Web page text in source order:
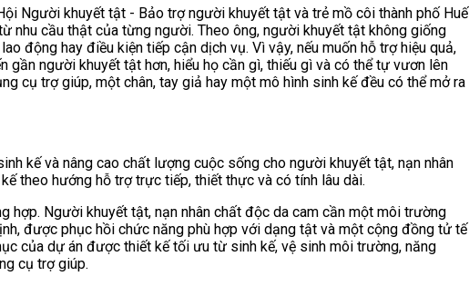
Người khuyết tật - Bảo trợ người khuyết tật và trẻ mồ côi thành phố Huế
nhu cầu thật của từng người. Theo ông, người khuyết tật không giống
động hay điều kiện tiếp cận dịch vụ. Vì vậy, nếu muốn hỗ trợ hiệu quả,
gần người khuyết tật hơn, hiểu họ cần gì, thiếu gì và có thể tự vươn lên
cụ trợ giúp, một chân, tay giả hay một mô hình sinh kế đều có thể mở ra
kế và nâng cao chất lượng cuộc sống cho người khuyết tật, nạn nhân
theo hướng hỗ trợ trực tiếp, thiết thực và có tính lâu dài.
hợp. Người khuyết tật, nạn nhân chất độc da cam cần một môi trường
được phục hồi chức năng phù hợp với dạng tật và một cộng đồng tử tế
của dự án được thiết kế tối ưu từ sinh kế, vệ sinh môi trường, năng
cụ trợ giúp.